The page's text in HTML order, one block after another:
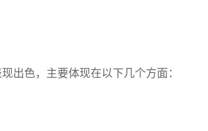
出色，主要体现在以下几个方面：